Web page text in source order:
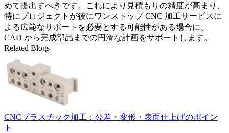
めて提出すべきです。これにより見積もりの精度が高まり、
特にプロジェクトが後に ワンストップ CNC 加工サービスに
よる広範なサポートを必要とする可能性がある場合に、
CAD から完成部品までの円滑な計画をサポートします。
Related Blogs
CNCプラスチック加工：公差・変形・表面仕上げのポイン
ト